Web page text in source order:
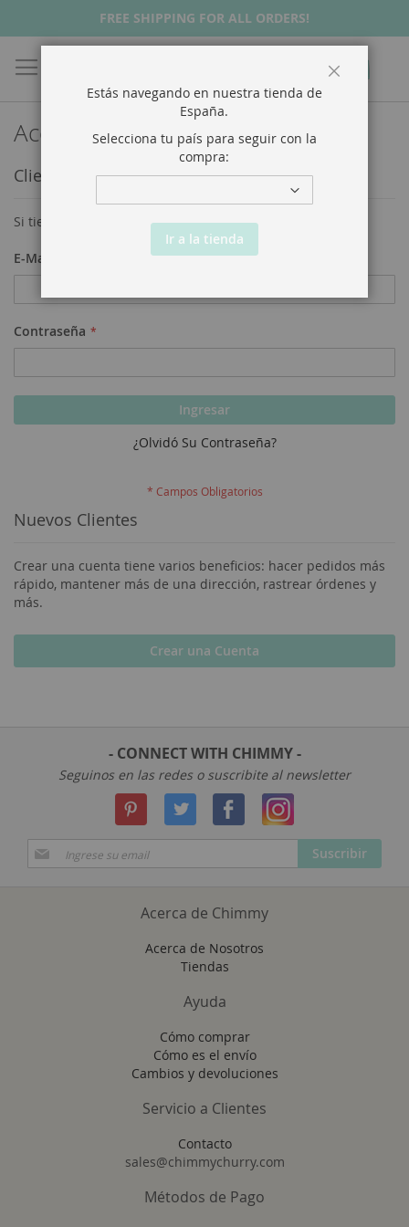
FREE SHIPPING FOR ALL ORDERS!
Buscar
Acceso a Clientes
Clientes Registrados
Si tiene una cuenta, ingrese con su dirección de email.
E-Mail
Contraseña
Ingresar
¿Olvidó Su Contraseña?
Nuevos Clientes
Crear una cuenta tiene varios beneficios: hacer pedidos más
rápido, mantener más de una dirección, rastrear órdenes y
más.
Crear una Cuenta
- CONNECT WITH CHIMMY -
Seguinos en las redes o suscribite al newsletter
Suscríbase
a
Suscribir
Acerca de Chimmy
Acerca de Nosotros
Tiendas
Ayuda
Cómo comprar
Cómo es el envío
Cambios y devoluciones
Servicio a Clientes
Contacto
sales@chimmychurry.com
Métodos de Pago
Estás navegando en nuestra tienda de
España.
Selecciona tu país para seguir con la
compra:
Ir a la tienda